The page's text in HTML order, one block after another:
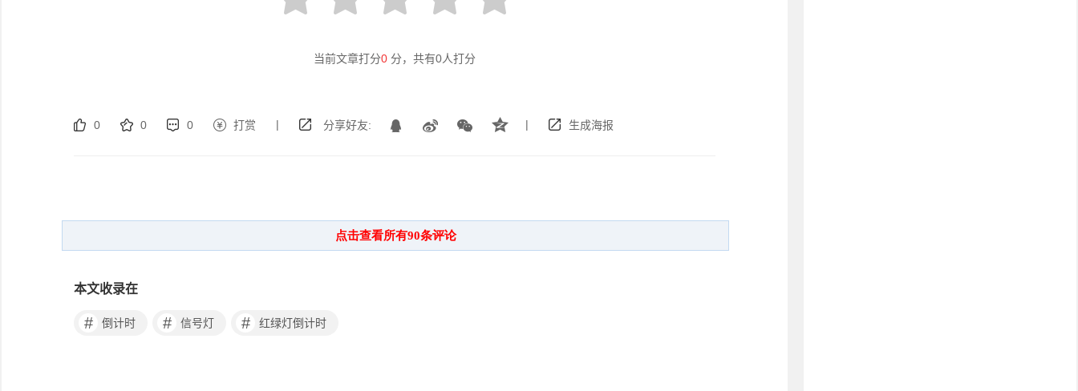
当前文章打分0 分，共有0人打分
0 0 0 打赏 | 分享好友: | 生成海报
本文收录在
# 倒计时 # 信号灯 # 红绿灯倒计时